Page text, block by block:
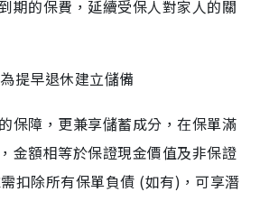
期的保費，延續受保人對家人的關
提早退休建立儲備
保障，更兼享儲蓄成分，在保單滿
金額相等於保證現金價值及非保證
扣除所有保單負債 (如有)，可享潛